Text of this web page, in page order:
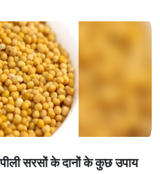
पीलीसरसोंकेदानोंकेकुछउपाय